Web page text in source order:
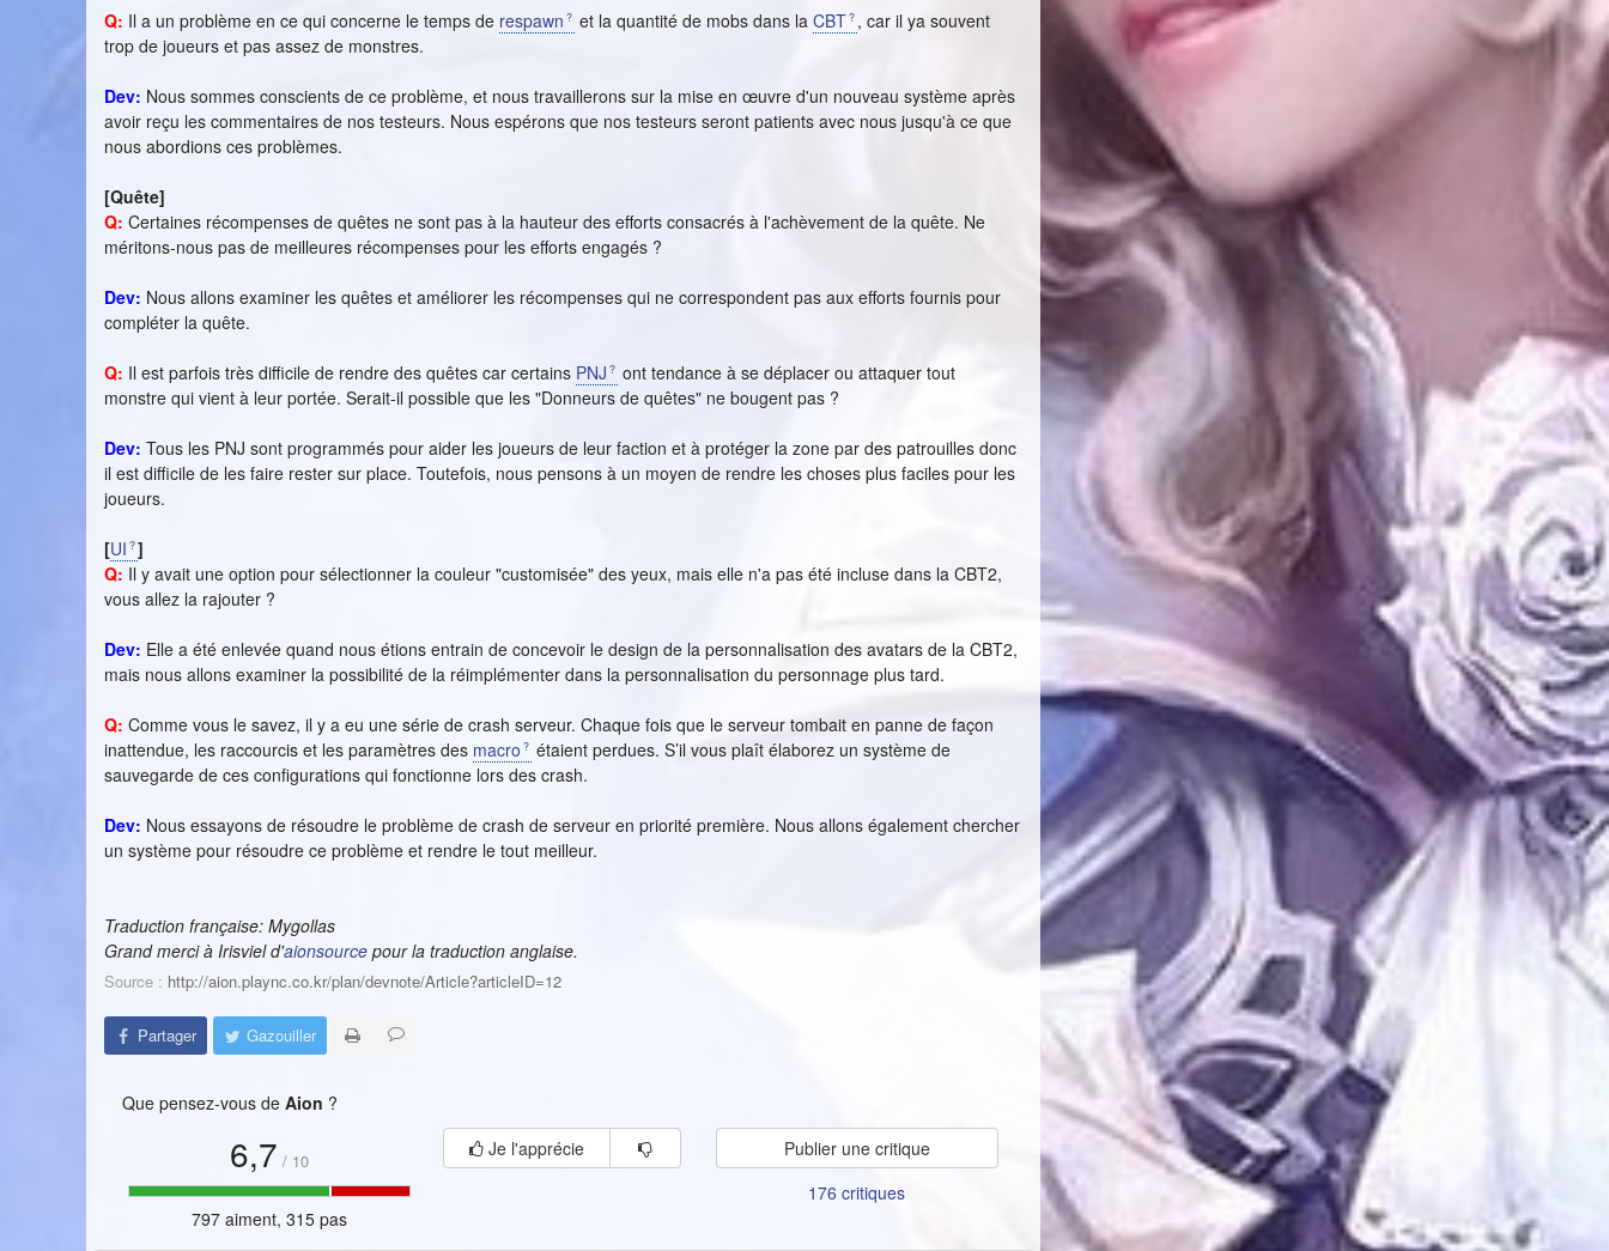
Q: Il a un problème en ce qui concerne le temps de respawn et la quantité de mobs dans la CBT , car il ya souvent
trop de joueurs et pas assez de monstres.
Dev: Nous sommes conscients de ce problème, et nous travaillerons sur la mise en œuvre d'un nouveau système après
avoir reçu les commentaires de nos testeurs. Nous espérons que nos testeurs seront patients avec nous jusqu'à ce que
nous abordions ces problèmes.
[Quête]
Q: Certaines récompenses de quêtes ne sont pas à la hauteur des efforts consacrés à l'achèvement de la quête. Ne
méritons-nous pas de meilleures récompenses pour les efforts engagés ?
Dev: Nous allons examiner les quêtes et améliorer les récompenses qui ne correspondent pas aux efforts fournis pour
compléter la quête.
Q: Il est parfois très difficile de rendre des quêtes car certains PNJ
ont tendance à se déplacer ou attaquer tout
monstre qui vient à leur portée. Serait-il possible que les "Donneurs de quêtes" ne bougent pas ?
Dev: Tous les PNJ sont programmés pour aider les joueurs de leur faction et à protéger la zone par des patrouilles donc
il est difficile de les faire rester sur place. Toutefois, nous pensons à un moyen de rendre les choses plus faciles pour les
joueurs.
[UI ]
Q: Il y avait une option pour sélectionner la couleur "customisée" des yeux, mais elle n'a pas été incluse dans la CBT2,
vous allez la rajouter ?
Dev: Elle a été enlevée quand nous étions entrain de concevoir le design de la personnalisation des avatars de la CBT2,
mais nous allons examiner la possibilité de la réimplémenter dans la personnalisation du personnage plus tard.
Q: Comme vous le savez, il y a eu une série de crash serveur. Chaque fois que le serveur tombait en panne de façon
inattendue, les raccourcis et les paramètres des macro
étaient perdues. S’il vous plaît élaborez un système de
sauvegarde de ces configurations qui fonctionne lors des crash.
Dev: Nous essayons de résoudre le problème de crash de serveur en priorité première. Nous allons également chercher
un système pour résoudre ce problème et rendre le tout meilleur.
Traduction française: Mygollas
Grand merci à Irisviel d'aionsource pour la traduction anglaise.
Source : http://aion.plaync.co.kr/plan/devnote/Article?articleID=12
Partager Gazouiller
Que pensez-vous de Aion ?
6,7 / 10
797 aiment, 315 pas
Je l'apprécie
Publier une critique
176 critiques